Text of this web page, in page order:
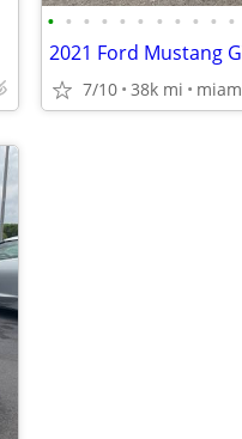
• • • • • • • • • • •
2021 Ford Mustang
7/10 38k mi